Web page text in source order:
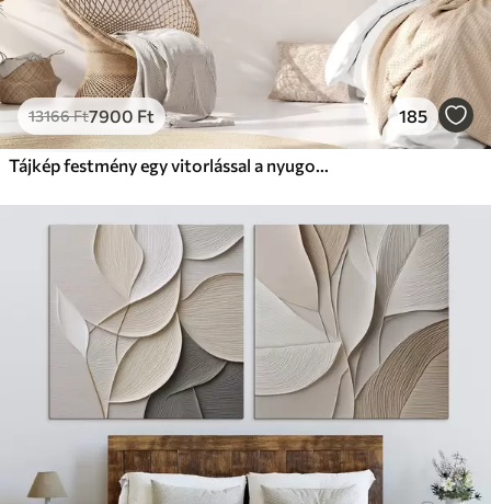
13166Ft7900 Ft 185
Tájkép festmény egy vitorlással a nyugodt tengeren, narancssárga és sárga égbolt, távoli hegyek